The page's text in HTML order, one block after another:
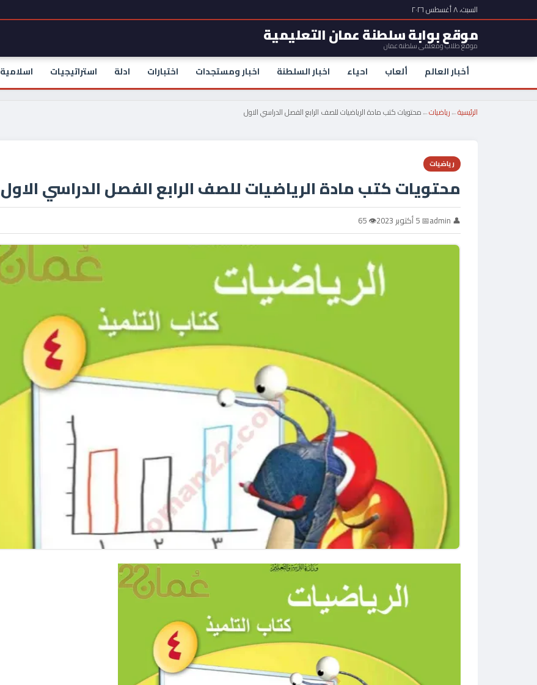
السبت، ٨ أغسطس ٢٠٢٦
موقع بوابة سلطنة عمان التعليمية
موقع طلاب ومعلمي سلطنة عمان
أخبار العالم ألعاب احياء اخبار السلطنة اخبار ومستجدات اختبارات ادلة استراتيجيات اسلامية
الرئيسية←رياضيات←محتويات كتب مادة الرياضيات للصف الرابع الفصل الدراسي الاول
رياضيات
محتويات كتب مادة الرياضيات للصف الرابع الفصل الدراسي الاول
👤 admin 📅 5 أكتوبر 2023 👁 65